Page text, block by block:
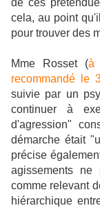
de ces
cela, au point
pour trouver des
Mme Rosset (à
recommandé le
suivie par un
continuer à
d'agression"
démarche était
précise
agissements ne
comme relevant
hiérarchique